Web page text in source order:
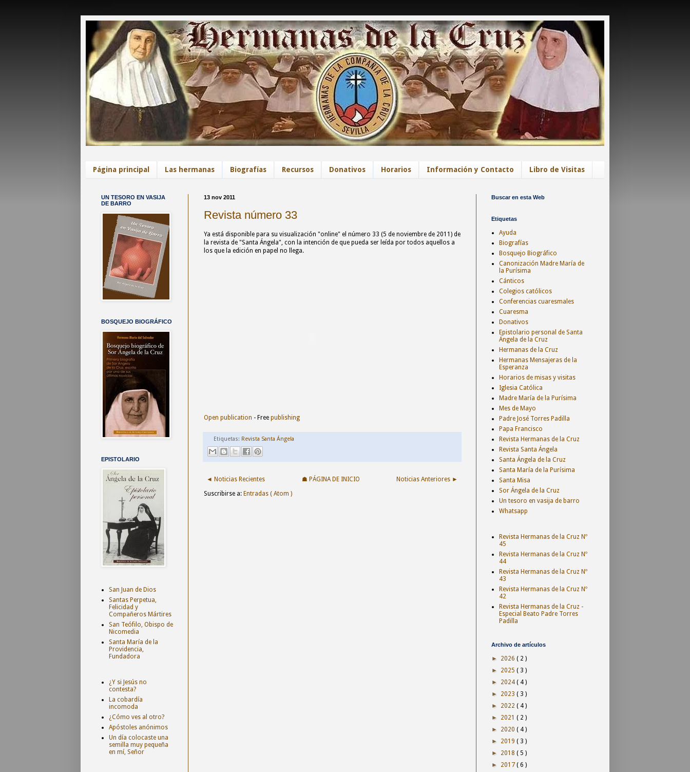
Página principal Las hermanas Biografías Recursos Donativos Horarios Información y Contacto Libro de Visitas
13 nov 2011
Revista número 33
Ya está disponible para su visualización "online" el número 33 (5 de noviembre de 2011) de
la revista de "Santa Ángela", con la intención de que pueda ser leída por todos aquellos a
los que la edición en papel no llega.
Open publication - Free publishing
Etiquetas: Revista Santa Ángela
◄ Noticias Recientes Noticias Anteriores ►
☗ PÁGINA DE INICIO
Suscribirse a: Entradas ( Atom )
UN TESORO EN VASIJA
DE BARRO
BOSQUEJO BIOGRÁFICO
EPISTOLARIO
San Juan de Dios
Santas Perpetua,
Felicidad y
Compañeros Mártires
San Teófilo, Obispo de
Nicomedia
Santa María de la
Providencia,
Fundadora
¿Y si Jesús no
contesta?
La cobardía
incomoda
¿Cómo ves al otro?
Apóstoles anónimos
Un día colocaste una
semilla muy pequeña
en mí, Señor
Buscar en esta Web
Etiquetas
Ayuda
Biografías
Bosquejo Biográfico
Canonización Madre María de
la Purísima
Cánticos
Colegios católicos
Conferencias cuaresmales
Cuaresma
Donativos
Epistolario personal de Santa
Ángela de la Cruz
Hermanas de la Cruz
Hermanas Mensajeras de la
Esperanza
Horarios de misas y visitas
Iglesia Católica
Madre María de la Purísima
Mes de Mayo
Padre José Torres Padilla
Papa Francisco
Revista Hermanas de la Cruz
Revista Santa Ángela
Santa Ángela de la Cruz
Santa María de la Purísima
Santa Misa
Sor Ángela de la Cruz
Un tesoro en vasija de barro
Whatsapp
Revista Hermanas de la Cruz Nº
45
Revista Hermanas de la Cruz Nº
44
Revista Hermanas de la Cruz Nº
43
Revista Hermanas de la Cruz Nº
42
Revista Hermanas de la Cruz -
Especial Beato Padre Torres
Padilla
Archivo de artículos
► 2026 ( 2 )
► 2025 ( 3 )
► 2024 ( 4 )
► 2023 ( 3 )
► 2022 ( 4 )
► 2021 ( 2 )
► 2020 ( 4 )
► 2019 ( 3 )
► 2018 ( 5 )
► 2017 ( 6 )